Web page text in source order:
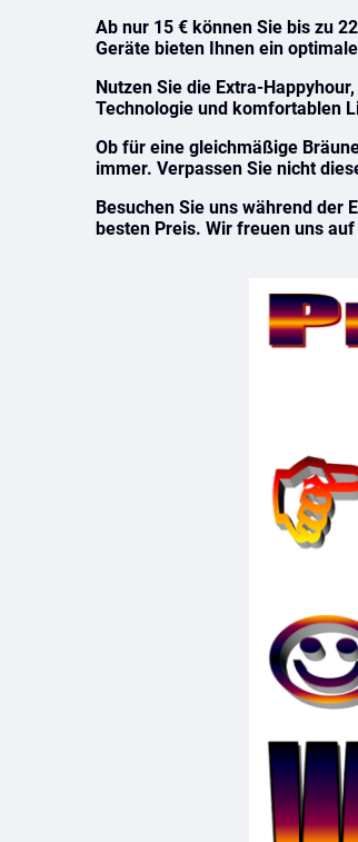
Ab nur 15 € können Sie bis zu
Geräte bieten Ihnen ein
Nutzen Sie die Extra-
Technologie und komfortablen
Ob für eine gleichmäßige
immer. Verpassen Sie nicht
Besuchen Sie uns während der
besten Preis. Wir freuen uns